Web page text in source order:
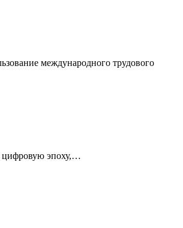
международного трудового
цифровую эпоху,…